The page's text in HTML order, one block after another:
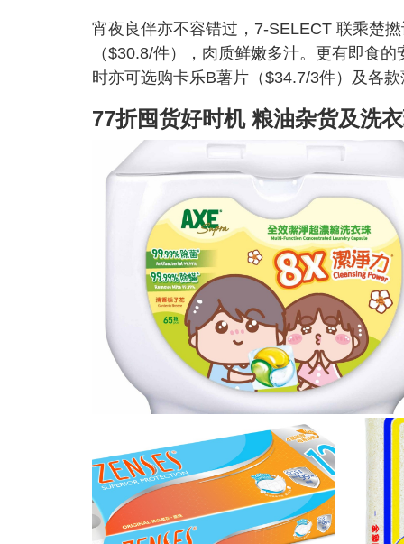
宵夜良伴亦不容错过，7-SELECT 联乘楚
（$30.8/件），肉质鲜嫩多汁。更有即食
时亦可选购卡乐B薯片（$34.7/3件）及各
77折囤货好时机 粮油杂货及洗